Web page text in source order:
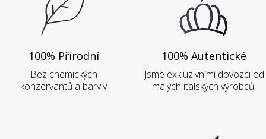
100% Přírodní
Bez chemických
konzervantů a barviv
100% Autentické
Jsme exkluzivními dovozci od
malých italských výrobců.